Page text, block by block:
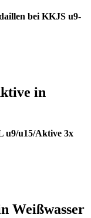
bei KKJS u9-
in
u9/u15/Aktive 3x
Weißwasser